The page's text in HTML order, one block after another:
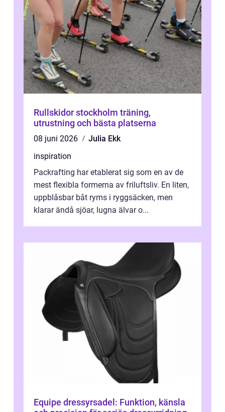
Rullskidor stockholm träning,
utrustning och bästa platserna
08 juni 2026
Julia Ekk
inspiration
Packrafting har etablerat sig som en av de
mest flexibla formerna av friluftsliv. En liten,
uppblåsbar båt ryms i ryggsäcken, men
klarar ändå sjöar, lugna älvar o...
Equipe dressyrsadel: Funktion, känsla